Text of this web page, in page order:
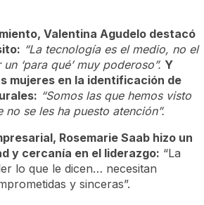
Valentina Agudelo destacó
“La tecnología es el medio, no el
‘para qué’ muy poderoso”. Y
mujeres en la identificación de
“Somos las que hemos visto
se les ha puesto atención”.
Rosemarie Saab hizo un
y cercanía en el liderazgo: “La
lo que le dicen… necesitan
y sinceras”.